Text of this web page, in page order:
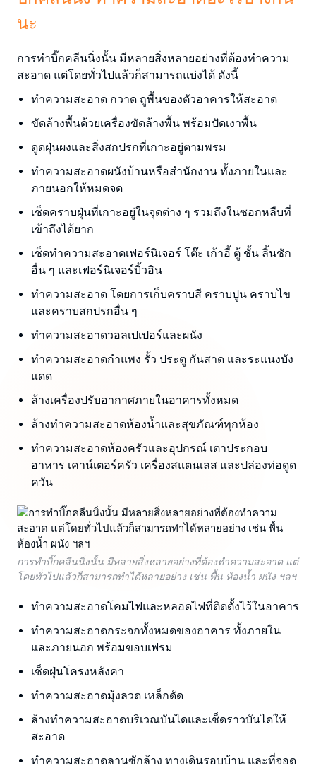
นะ
การทำบิ๊กคลีนนิ่งนั้น มีหลายสิ่งหลายอย่างที่ต้องทำความ
สะอาด แต่โดยทั่วไปแล้วก็สามารถแบ่งได้ ดังนี้
ทำความสะอาด กวาด ถูพื้นของตัวอาคารให้สะอาด
ขัดล้างพื้นด้วยเครื่องขัดล้างพื้น พร้อมปัดเงาพื้น
ดูดฝุ่นผงและสิ่งสกปรกที่เกาะอยู่ตามพรม
ทำความสะอาดผนังบ้านหรือสำนักงาน ทั้งภายในและ
ภายนอกให้หมดจด
เช็ดคราบฝุ่นที่เกาะอยู่ในจุดต่าง ๆ รวมถึงในซอกหลืบที่
เข้าถึงได้ยาก
เช็ดทำความสะอาดเฟอร์นิเจอร์ โต๊ะ เก้าอี้ ตู้ ชั้น ลิ้นชัก
อื่น ๆ และเฟอร์นิเจอร์บิ้วอิน
ทำความสะอาด โดยการเก็บคราบสี คราบปูน คราบไข
และคราบสกปรกอื่น ๆ
ทำความสะอาดวอลเปเปอร์และผนัง
ทำความสะอาดกำแพง รั้ว ประตู กันสาด และระแนงบัง
แดด
ล้างเครื่องปรับอากาศภายในอาคารทั้งหมด
ล้างทำความสะอาดห้องน้ำและสุขภัณฑ์ทุกห้อง
ทำความสะอาดห้องครัวและอุปกรณ์ เตาประกอบ
อาหาร เคาน์เตอร์ครัว เครื่องสแตนเลส และปล่องท่อดูด
ควัน
การทำบิ๊กคลีนนิ่งนั้น มีหลายสิ่งหลายอย่างที่ต้องทำความสะอาด แต่
โดยทั่วไปแล้วก็สามารถทำได้หลายอย่าง เช่น พื้น ห้องน้ำ ผนัง ฯลฯ
ทำความสะอาดโคมไฟและหลอดไฟที่ติดตั้งไว้ในอาคาร
ทำความสะอาดกระจกทั้งหมดของอาคาร ทั้งภายใน
และภายนอก พร้อมขอบเฟรม
เช็ดฝุ่นโครงหลังคา
ทำความสะอาดมุ้งลวด เหล็กดัด
ล้างทำความสะอาดบริเวณบันไดและเช็ดราวบันไดให้
สะอาด
ทำความสะอาดลานซักล้าง ทางเดินรอบบ้าน และที่จอด